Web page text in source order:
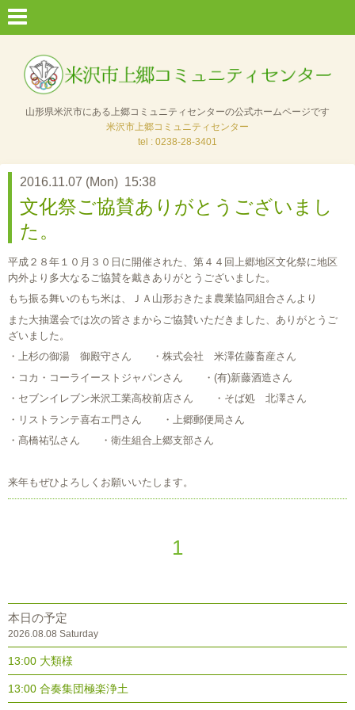
山形県米沢市にある上郷コミュニティセンターの公式ホームページです
米沢市上郷コミュニティセンター
tel : 0238-28-3401
2016.11.07 (Mon) 15:38
文化祭ご協賛ありがとうございまし
た。
平成２８年１０月３０日に開催された、第４４回上郷地区文化祭に地区
内外より多大なるご協賛を戴きありがとうございました。
もち振る舞いのもち米は、ＪＡ山形おきたま農業協同組合さんより
また大抽選会では次の皆さまからご協賛いただきました、ありがとうご
ざいました。
・上杉の御湯 御殿守さん ・株式会社 米澤佐藤畜産さん
・コカ・コーライーストジャパンさん ・(有)新藤酒造さん
・セブンイレブン米沢工業高校前店さん ・そば処 北澤さん
・リストランテ喜右エ門さん ・上郷郵便局さん
・髙橋祐弘さん ・衛生組合上郷支部さん
来年もぜひよろしくお願いいたします。
1
本日の予定
2026.08.08 Saturday
13:00 大類様
13:00 合奏集団極楽浄土